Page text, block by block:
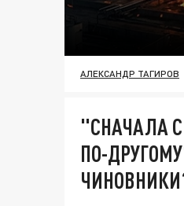
АЛЕКСАНДР ТАГИРОВ
"СНАЧАЛА
ПО-